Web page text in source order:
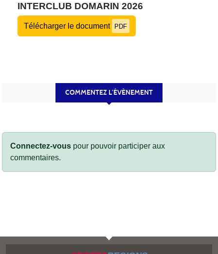
INTERCLUB DOMARIN 2026
Télécharger le document PDF
COMMENTEZ L’ÉVÈNEMENT
Connectez-vous pour pouvoir participer aux
commentaires.